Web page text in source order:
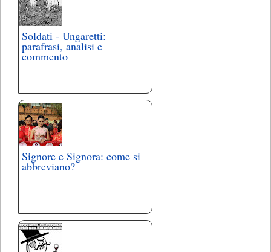
Soldati - Ungaretti:
parafrasi, analisi e
commento
Signore e Signora: come si
abbreviano?